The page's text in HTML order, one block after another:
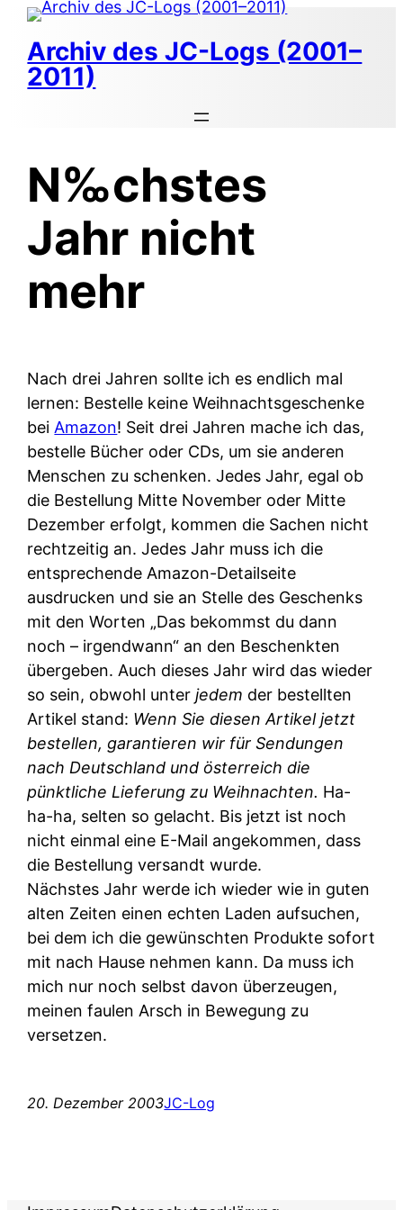
Zum
Inhalt
springen
Archiv des JC-Logs (2001–
2011)
N‰chstes
Jahr nicht
mehr
Nach drei Jahren sollte ich es endlich mal
lernen: Bestelle keine Weihnachtsgeschenke
bei Amazon! Seit drei Jahren mache ich das,
bestelle Bücher oder CDs, um sie anderen
Menschen zu schenken. Jedes Jahr, egal ob
die Bestellung Mitte November oder Mitte
Dezember erfolgt, kommen die Sachen nicht
rechtzeitig an. Jedes Jahr muss ich die
entsprechende Amazon-Detailseite
ausdrucken und sie an Stelle des Geschenks
mit den Worten „Das bekommst du dann
noch – irgendwann“ an den Beschenkten
übergeben. Auch dieses Jahr wird das wieder
so sein, obwohl unterjedem der bestellten
Artikel stand: Wenn Sie diesen Artikel jetzt
bestellen, garantieren wir für Sendungen
nach Deutschland und österreich die
pünktliche Lieferung zu Weihnachten. Ha-
ha-ha, selten so gelacht. Bis jetzt ist noch
nicht einmal eine E-Mail angekommen, dass
die Bestellung versandt wurde.
Nächstes Jahr werde ich wieder wie in guten
alten Zeiten einen echten Laden aufsuchen,
bei dem ich die gewünschten Produkte sofort
mit nach Hause nehmen kann. Da muss ich
mich nur noch selbst davon überzeugen,
meinen faulen Arsch in Bewegung zu
versetzen.
20. Dezember 2003JC-Log